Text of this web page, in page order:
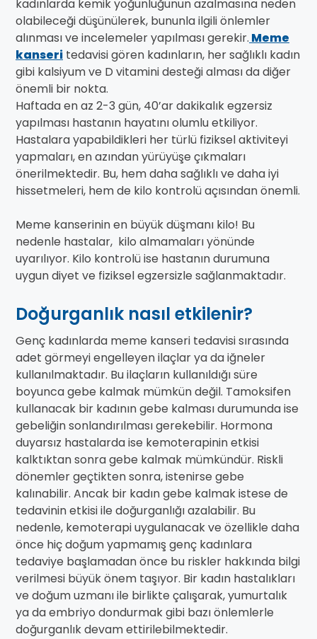
kadınlarda kemik yoğunluğunun azalmasına neden
olabileceği düşünülerek, bununla ilgili önlemler
alınması ve incelemeler yapılması gerekir. Meme
kanseri tedavisi gören kadınların, her sağlıklı kadın
gibi kalsiyum ve D vitamini desteği alması da diğer
önemli bir nokta.
Haftada en az 2-3 gün, 40’ar dakikalık egzersiz
yapılması hastanın hayatını olumlu etkiliyor.
Hastalara yapabildikleri her türlü fiziksel aktiviteyi
yapmaları, en azından yürüyüşe çıkmaları
önerilmektedir. Bu, hem daha sağlıklı ve daha iyi
hissetmeleri, hem de kilo kontrolü açısından önemli.
Meme kanserinin en büyük düşmanı kilo! Bu
nedenle hastalar, kilo almamaları yönünde
uyarılıyor. Kilo kontrolü ise hastanın durumuna
uygun diyet ve fiziksel egzersizle sağlanmaktadır.
Doğurganlık nasıl etkilenir?
Genç kadınlarda meme kanseri tedavisi sırasında
adet görmeyi engelleyen ilaçlar ya da iğneler
kullanılmaktadır. Bu ilaçların kullanıldığı süre
boyunca gebe kalmak mümkün değil. Tamoksifen
kullanacak bir kadının gebe kalması durumunda ise
gebeliğin sonlandırılması gerekebilir. Hormona
duyarsız hastalarda ise kemoterapinin etkisi
kalktıktan sonra gebe kalmak mümkündür. Riskli
dönemler geçtikten sonra, istenirse gebe
kalınabilir. Ancak bir kadın gebe kalmak istese de
tedavinin etkisi ile doğurganlığı azalabilir. Bu
nedenle, kemoterapi uygulanacak ve özellikle daha
önce hiç doğum yapmamış genç kadınlara
tedaviye başlamadan önce bu riskler hakkında bilgi
verilmesi büyük önem taşıyor. Bir kadın hastalıkları
ve doğum uzmanı ile birlikte çalışarak, yumurtalık
ya da embriyo dondurmak gibi bazı önlemlerle
doğurganlık devam ettirilebilmektedir.